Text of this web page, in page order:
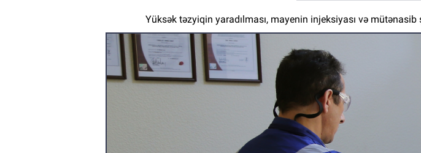
Yüksək təzyiqin yaradılması, mayenin injeksiyası və